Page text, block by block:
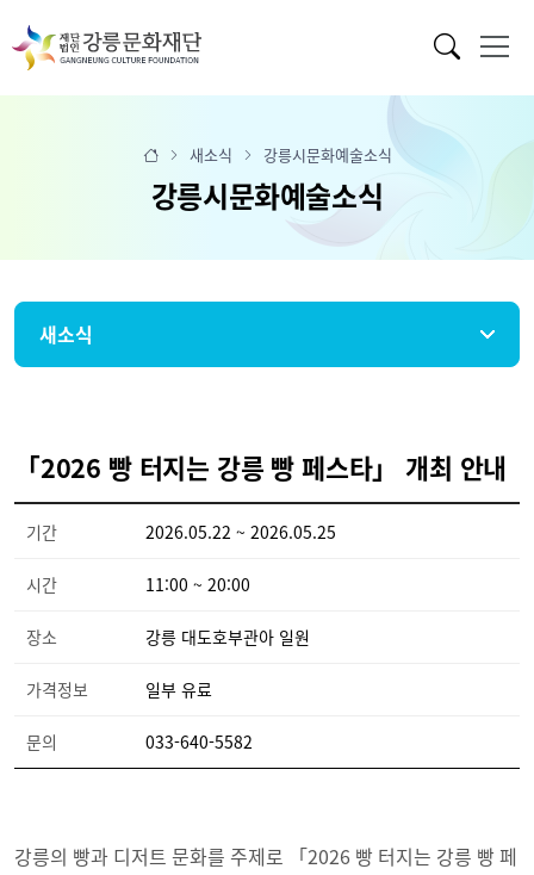
새소식 강릉시문화예술소식
강릉시문화예술소식
새소식
「2026 빵 터지는 강릉 빵 페스타」 개최 안내
기간 2026.05.22 ~ 2026.05.25
시간 11:00 ~ 20:00
장소 강릉 대도호부관아 일원
가격정보 일부 유료
문의 033-640-5582
강릉의 빵과 디저트 문화를 주제로 「2026 빵 터지는 강릉 빵 페